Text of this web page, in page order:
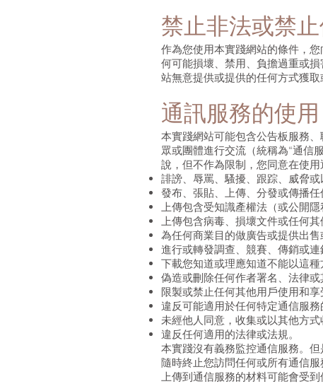
禁止非法或禁
作為您使用本實踐網站的條件，
何可能損壞、禁用、負擔過重或
站無意提供或提供的任何方式獲取
通訊服務的使用
本實踐網站可能包含公告板服務
眾或團體進行交流（統稱為“通信
說，但不作為限制，您同意在使用
誹謗、辱罵、騷擾、跟踪、威脅
發布、張貼、上傳、分發或傳播
上傳包含受知識產權法（或公開
上傳包含病毒、損壞文件或任何
為任何商業目的做廣告或提供出
進行或轉發調查、競賽、傳銷或連
下載您知道或理應知道不能以這
偽造或刪除任何作者署名、法律
限製或禁止任何其他用戶使用和享
違反可能適用於任何特定通信服務
未經他人同意，收集或以其他方
違反任何適用的法律或法規。
本實踐沒有義務監控通信服務。
隨時終止您訪問任何或所有通信服
上傳到通信服務的材料可能會受